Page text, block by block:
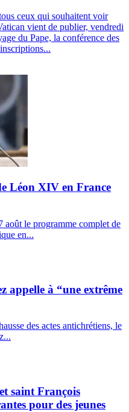
ceux qui souhaitent voir
vient de publier, vendredi
du Pape, la conférence des
Léon XIV en France
le programme complet de
en...
appelle à “une extrême
des actes antichrétiens, le
saint François
pour des jeunes